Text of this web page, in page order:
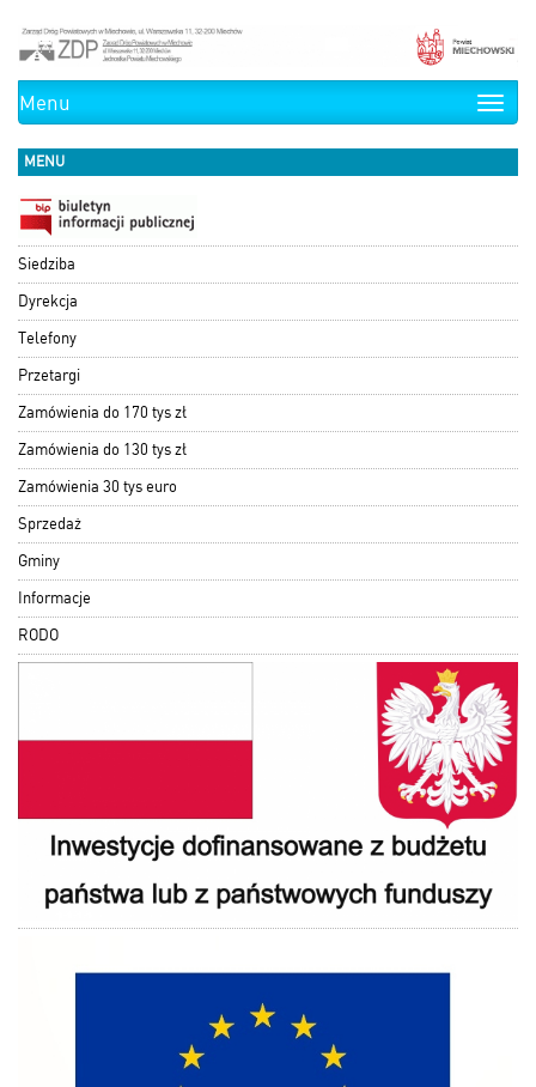
Toggle
Menu
MENU
Siedziba
Dyrekcja
Telefony
Przetargi
Zamówienia do 170 tys zł
Zamówienia do 130 tys zł
Zamówienia 30 tys euro
Sprzedaż
Gminy
Informacje
RODO